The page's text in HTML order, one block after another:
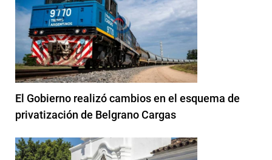
El Gobierno realizó cambios en el esquema de
privatización de Belgrano Cargas